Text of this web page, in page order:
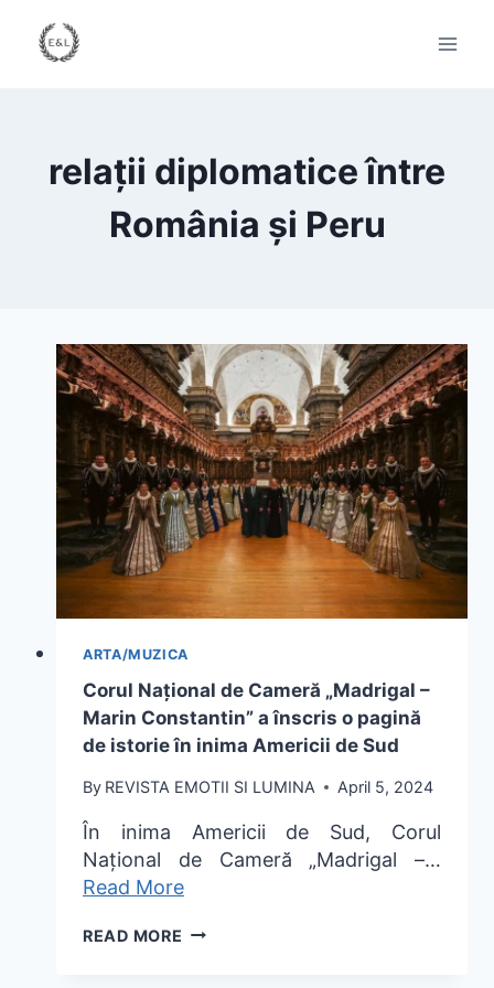
content
relații diplomatice între
România și Peru
ARTA/MUZICA
Corul Național de Cameră „Madrigal –
Marin Constantin” a înscris o pagină
de istorie în inima Americii de Sud
By REVISTA EMOTII SI LUMINA April 5, 2024
În inima Americii de Sud, Corul
Național de Cameră „Madrigal –…
Read More
READ MORE CORUL